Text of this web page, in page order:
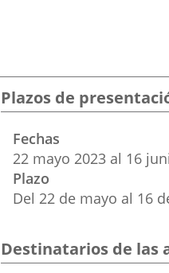
Plazos de
Fechas
22 mayo 2023 al 16
Plazo
Del 22 de mayo al 16
Destinatarios de las